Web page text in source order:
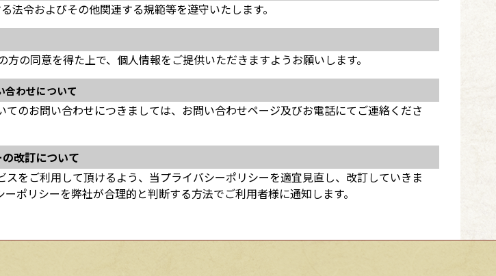
法令およびその他関連する規範等を遵守いたします。
の同意を得た上で、個人情報をご提供いただきますようお願いします。
合わせについて
てのお問い合わせにつきましては、お問い合わせページ及びお電話にてご連絡くださ
改訂について
スをご利用して頂けるよう、当プライバシーポリシーを適宜見直し、改訂していきま
ポリシーを弊社が合理的と判断する方法でご利用者様に通知します。